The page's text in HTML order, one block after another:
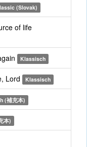
(Slovak)
of life
Klassisch
Lord Klassisch
(補充本)
本)